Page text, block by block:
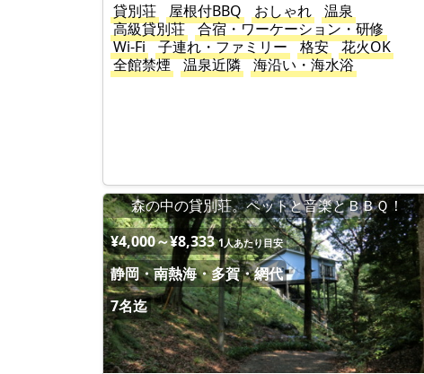
貸別荘
屋根付BBQ おしゃれ
温泉
高級貸別荘
合宿・ワーケーション・研修
Wi-Fi
子連れ・ファミリー 格安
花火OK
全館禁煙
温泉近隣 海沿い・海水浴
森の中の貸別荘。ペットと音楽とＢＢＱ！
¥4,000～¥8,333 1人あたり目安
静岡・南熱海・多賀・網代
7名迄